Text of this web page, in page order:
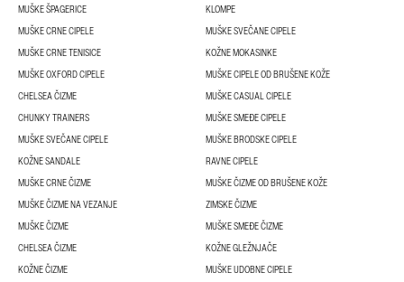
MUŠKE ŠPAGERICE
KLOMPE
MUŠKE CRNE CIPELE
MUŠKE SVEČANE CIPELE
MUŠKE CRNE TENISICE
KOŽNE MOKASINKE
MUŠKE OXFORD CIPELE
MUŠKE CIPELE OD BRUŠENE KOŽE
CHELSEA ČIZME
MUŠKE CASUAL CIPELE
CHUNKY TRAINERS
MUŠKE SMEĐE CIPELE
MUŠKE SVEČANE CIPELE
MUŠKE BRODSKE CIPELE
KOŽNE SANDALE
RAVNE CIPELE
MUŠKE CRNE ČIZME
MUŠKE ČIZME OD BRUŠENE KOŽE
MUŠKE ČIZME NA VEZANJE
ZIMSKE ČIZME
MUŠKE ČIZME
MUŠKE SMEĐE ČIZME
CHELSEA ČIZME
KOŽNE GLEŽNJAČE
KOŽNE ČIZME
MUŠKE UDOBNE CIPELE